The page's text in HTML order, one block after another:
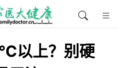
以上？别硬